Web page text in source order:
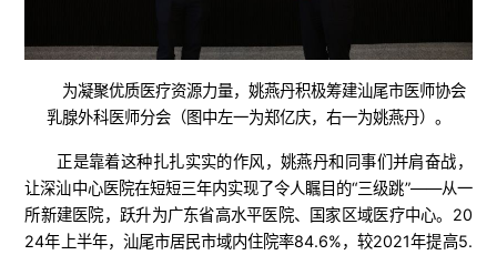
为凝聚优质医疗资源力量，姚燕丹积极筹建汕尾市医师协会
乳腺外科医师分会（图中左一为郑亿庆，右一为姚燕丹）。
正是靠着这种扎扎实实的作风，姚燕丹和同事们并肩奋战，
让深汕中心医院在短短三年内实现了令人瞩目的“三级跳”——从一
所新建医院，跃升为广东省高水平医院、国家区域医疗中心。20
24年上半年，汕尾市居民市域内住院率84.6%，较2021年提高5.